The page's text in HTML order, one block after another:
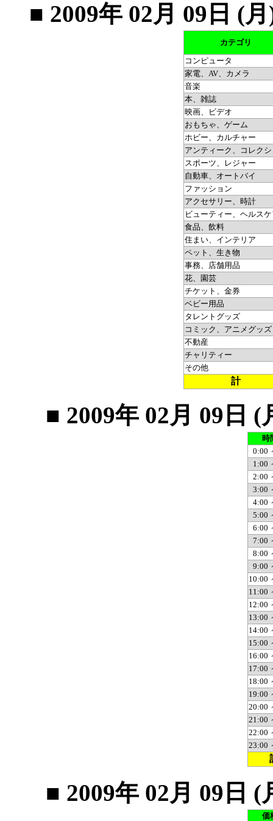
■ 2009年 02月 09日 (
カテゴリ
コンピュータ
家電、AV、カメラ
音楽
本、雑誌
映画、ビデオ
おもちゃ、ゲーム
ホビー、カルチャー
アンティーク、コレク
スポーツ、レジャー
自動車、オートバイ
ファッション
アクセサリー、時計
ビューティー、ヘルス
食品、飲料
住まい、インテリア
ペット、生き物
事務、店舗用品
花、園芸
チケット、金券
ベビー用品
タレントグッズ
コミック、アニメグッズ
不動産
チャリティー
その他
計
■ 2009年 02月 09日
時
0:00
1:00
2:00
3:00
4:00
5:00
6:00
7:00
8:00
9:00
10:00
11:00
12:00
13:00
14:00
15:00
16:00
17:00
18:00
19:00
20:00
21:00
22:00
23:00
■ 2009年 02月 09日
価